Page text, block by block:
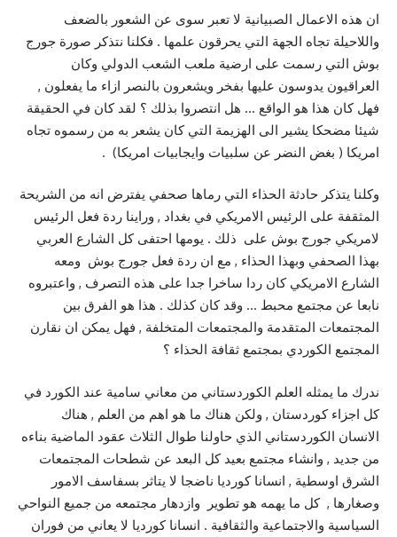
ان هذه الاعمال الصبيانية لا تعبر سوى عن الشعور بالضعف
واللاحيلة تجاه الجهة التي يحرقون علمها . فكلنا نتذكر صورة جورج
بوش التي رسمت على ارضية ملعب الشعب الدولي وكان
العراقيون يدوسون عليها بفخر ويشعرون بالنصر ازاء ما يفعلون ,
فهل كان هذا هو الواقع … هل انتصروا بذلك ؟ لقد كان في الحقيقة
شيئا مضحكا يشير الى الهزيمة التي كان يشعر به من رسموه تجاه
امريكا ( بغض النضر عن سلبيات وايجابيات امريكا) .
وكلنا يتذكر حادثة الحذاء التي رماها صحفي يفترض انه من الشريحة
المثقفة على الرئيس الامريكي في بغداد , وراينا ردة فعل الرئيس
لامريكي جورج بوش على ذلك . يومها احتفى كل الشارع العربي
بهذا الصحفي وبهذا الحذاء , مع ان ردة فعل جورج بوش ومعه
الشارع الامريكي كان ردا ساخرا جدا على هذه التصرف , واعتبروه
نابعا عن مجتمع محبط … وقد كان كذلك . هذا هو الفرق بين
المجتمعات المتقدمة والمجتمعات المتخلفة , فهل يمكن ان نقارن
المجتمع الكوردي بمجتمع ثقافة الحذاء ؟
ندرك ما يمثله العلم الكوردستاني من معاني سامية عند الكورد في
كل اجزاء كوردستان , ولكن هناك ما هو اهم من العلم , هناك
الانسان الكوردستاني الذي حاولنا طوال الثلاث عقود الماضية بناءه
من جديد , وانشاء مجتمع بعيد كل البعد عن شطحات المجتمعات
الشرق اوسطية , انسانا كورديا ناضجا لا يتاثر بسفاسف الامور
وصغارها , كل ما يهمه هو تطوير وازدهار مجتمعه من جميع النواحي
السياسية والاجتماعية والثقافية . انسانا كورديا لا يعاني من فوران